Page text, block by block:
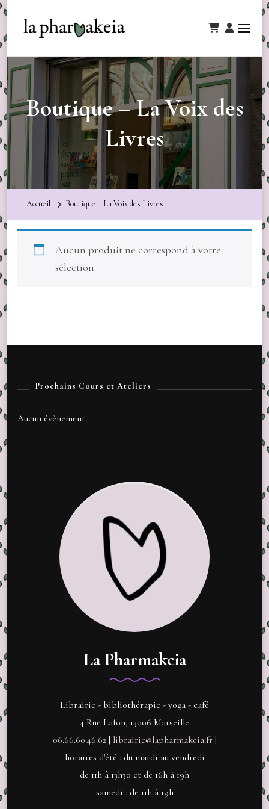
Boutique – La Voix des
Livres
Accueil Boutique – La Voix des Livres
Aucun produit ne correspond à votre
sélection.
Prochains Cours et Ateliers
Aucun évènement
La Pharmakeia
Librairie - bibliothérapie - yoga - café
4 Rue Lafon, 13006 Marseille
06.66.60.46.62| librairie@lapharmakeia.fr|
horaires d'été : du mardi au vendredi
de 11h à 13h30 et de 16h à 19h
samedi : de 11h à 19h